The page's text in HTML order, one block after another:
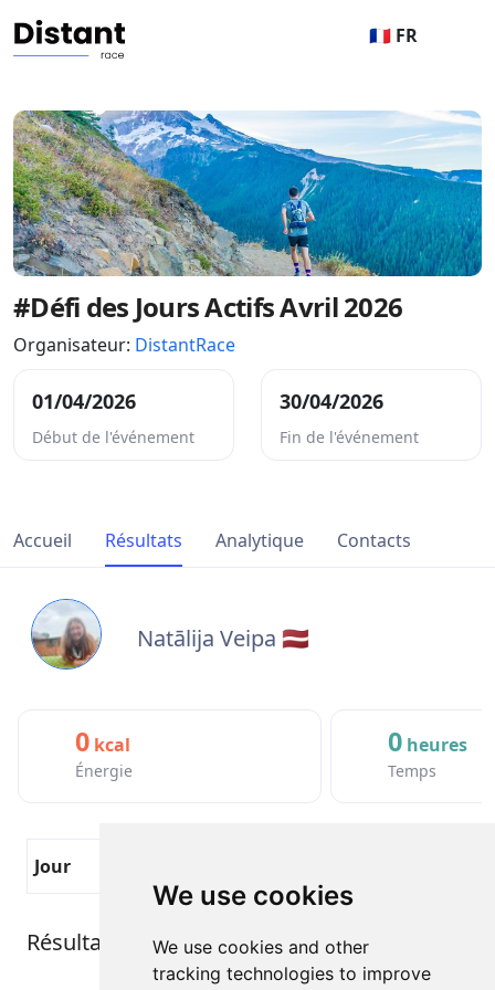
We use cookies
We use cookies and other
tracking technologies to improve
🇫🇷 FR
#Défi des Jours Actifs Avril 2026
Organisateur: DistantRace
01/04/2026
Début de l'événement
30/04/2026
Fin de l'événement
Accueil Résultats Analytique Contacts
Natālija Veipa 🇱🇻
0 kcal
Énergie
0heures
Temps
Jour
Résultats du participant